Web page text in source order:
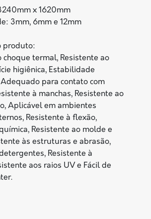
x 1620mm
3mm, 6mm e 12mm
produto:
choque termal, Resistente ao
higiênica, Estabilidade
para contato com
à manchas, Resistente ao
Aplicável em ambientes
Resistente à flexão,
Resistente ao molde e
às estruturas e abrasão,
Resistente à
aos raios UV e Fácil de